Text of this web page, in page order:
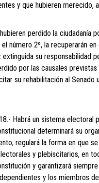
y que hubieren merecido,
perdido la ciudadanía
número 2º, la recuperarán
extinguida su responsabilidad
por las causales previstas
su rehabilitación al Senado
Habrá un sistema electoral
determinará su
regulará la forma en que
y plebiscitarios, en
ción y garantizará siempre
y los miembros